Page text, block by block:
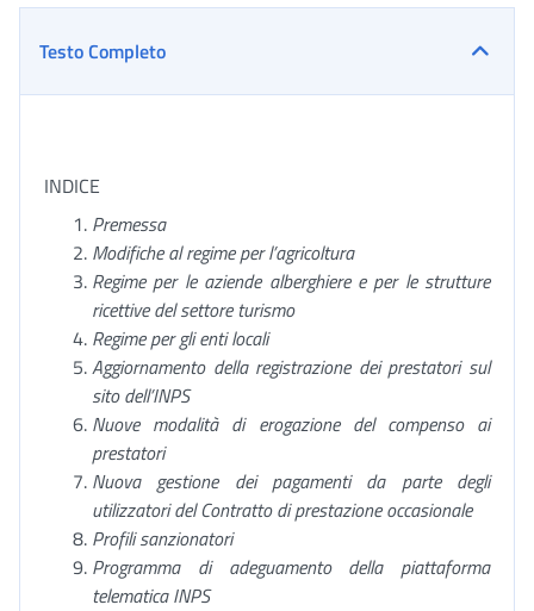
Testo Completo
INDICE
Premessa
Modifiche al regime per l’agricoltura
Regime per le aziende alberghiere e per le strutture
ricettive del settore turismo
Regime per gli enti locali
Aggiornamento della registrazione dei prestatori sul
sito dell’INPS
Nuove modalità di erogazione del compenso ai
prestatori
Nuova gestione dei pagamenti da parte degli
utilizzatori del Contratto di prestazione occasionale
Profili sanzionatori
Programma di adeguamento della piattaforma
telematica INPS